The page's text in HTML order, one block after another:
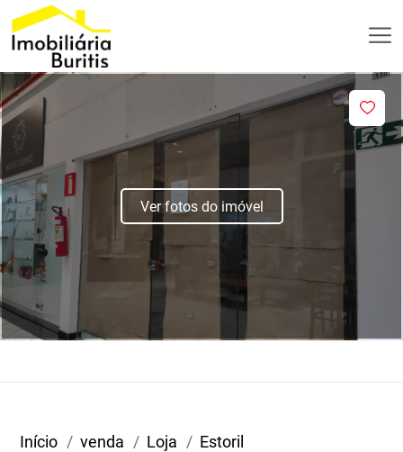
Ver fotos do imóvel
Início venda Loja Estoril